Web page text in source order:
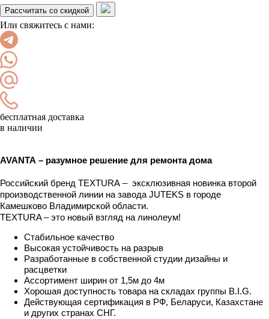
Рассчитать со скидкой
Или свяжитесь с нами:
бесплатная доставка
в наличии
AVANTA – разумное решение для ремонта дома
Российский бренд TEXTURA – эксклюзивная новинка второй
производственной линии на завода JUTEKS в городе
Камешково Владимирской области.
TEXTURA – это новый взгляд на линолеум!
Стабильное качество
Высокая устойчивость на разрыв
Разработанные в собственной студии дизайны и
расцветки
Ассортимент ширин от 1,5м до 4м
Хорошая доступность товара на складах группы B.I.G.
Действующая сертификация в РФ, Беларуси, Казахстане
и других странах СНГ.